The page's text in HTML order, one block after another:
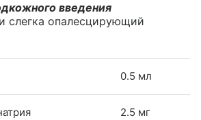
введения
слегка опалесцирующий
0.5 мл
2.5 мг